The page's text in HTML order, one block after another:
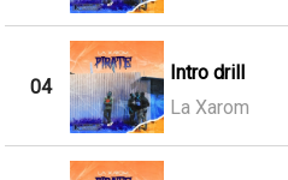
04
Intro drill
La Xarom